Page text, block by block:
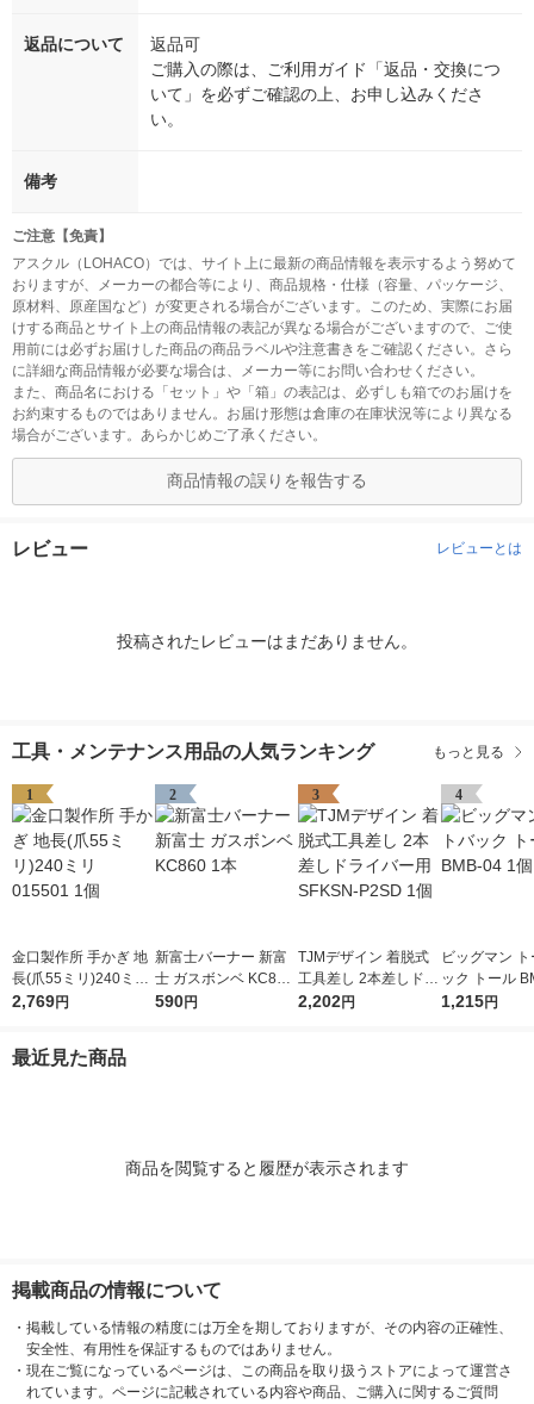
返品について
返品可
ご購入の際は、ご利用ガイド「返品・交換につ
いて」を必ずご確認の上、お申し込みくださ
い。
備考
ご注意【免責】
アスクル（LOHACO）では、サイト上に最新の商品情報を表示するよう努めて
おりますが、メーカーの都合等により、商品規格・仕様（容量、パッケージ、
原材料、原産国など）が変更される場合がございます。このため、実際にお届
けする商品とサイト上の商品情報の表記が異なる場合がございますので、ご使
用前には必ずお届けした商品の商品ラベルや注意書きをご確認ください。さら
に詳細な商品情報が必要な場合は、メーカー等にお問い合わせください。
また、商品名における「セット」や「箱」の表記は、必ずしも箱でのお届けを
お約束するものではありません。お届け形態は倉庫の在庫状況等により異なる
場合がございます。あらかじめご了承ください。
商品情報の誤りを報告する
レビュー レビューとは
投稿されたレビューはまだありません。
工具・メンテナンス用品の人気ランキング もっと見る
1
金口製作所 手かぎ 地
長(爪55ミリ)240ミリ
015501 1個
2,769円
2
新富士バーナー 新富
士 ガスボンベ KC860
1本
590円
3
TJMデザイン 着脱式
工具差し 2本差しドラ
イバー用 SFKSN-P2S
2,202円
4
ビッグマン
ック トール
個
1,215円
最近見た商品
商品を閲覧すると履歴が表示されます
掲載商品の情報について
・ 掲載している情報の精度には万全を期しておりますが、その内容の正確性、
安全性、有用性を保証するものではありません。
・ 現在ご覧になっているページは、この商品を取り扱うストアによって運営さ
れています。ページに記載されている内容や商品、ご購入に関するご質問